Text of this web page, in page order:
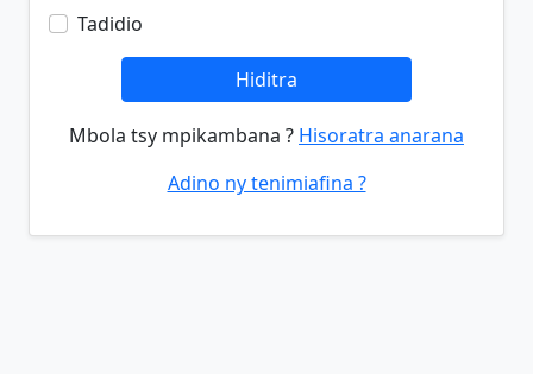
Tadidio
Hiditra
Mbola tsy mpikambana ? Hisoratra anarana
Adino ny tenimiafina ?